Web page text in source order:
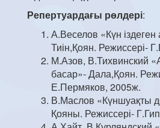
Репертуардағы рөлдері:
А.Веселов «Күн іздеген
Тиін,Қоян. Режиссері-
М.Азов, В.Тихвинский
басар»- Дала,Қоян.
Е.Пермяков, 2005ж.
В.Маслов «Күншуақты
Қояны. Режиссері-